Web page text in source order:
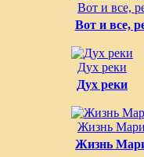
Вот и все,
Вот и все,
Дух реки
Дух реки
Жизнь
Жизнь